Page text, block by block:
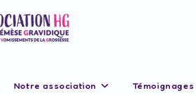
Notre association Témoignages